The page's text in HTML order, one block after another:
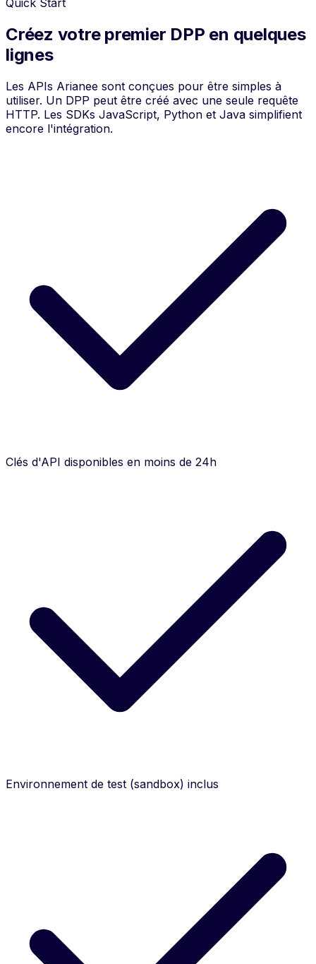
Créez votre premier DPP en quelques
lignes
Les APIs Arianee sont conçues pour être simples à
utiliser. Un DPP peut être créé avec une seule requête
HTTP. Les SDKs JavaScript, Python et Java simplifient
encore l'intégration.
Clés d'API disponibles en moins de 24h
Environnement de test (sandbox) inclus